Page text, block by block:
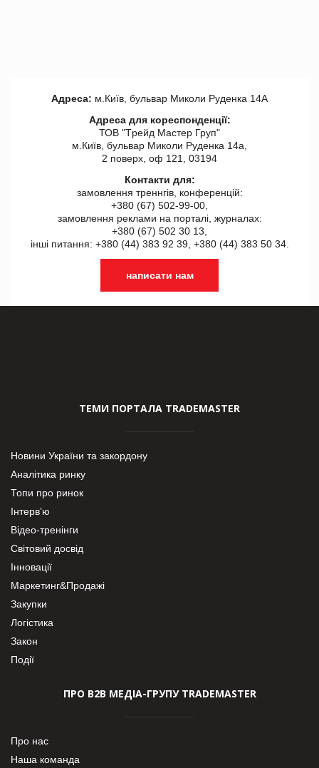
Адреса: м.Київ, бульвар Миколи Руденка 14А
Адреса для кореспонденції:
ТОВ "Tрейд Мастер Груп"
м.Київ, бульвар Миколи Руденка 14а,
2 поверх, оф 121, 03194
Контакти для:
замовлення треннгів, конференцій:
+380 (67) 502-99-00,
замовлення реклами на порталі, журналах:
+380 (67) 502 30 13,
інші питання: +380 (44) 383 92 39, +380 (44) 383 50 34.
написати нам
ТЕМИ ПОРТАЛА TRADEMASTER
Новини України та закордону
Аналітика ринку
Топи про ринок
Інтерв’ю
Відео-тренінги
Світовий досвід
Інновації
Маркетинг&Продажі
Закупки
Логістика
Закон
Події
ПРО В2В МЕДІА-ГРУПУ TRADEMASTER
Про нас
Наша команда